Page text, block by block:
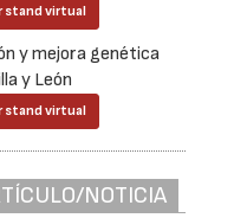
stand virtual
y mejora genética
y León
stand virtual
NOTICIA